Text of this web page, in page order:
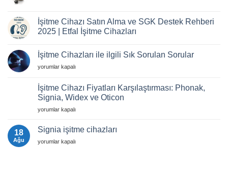
İŞİTME
CİHAZI
İşitme Cihazı Satın Alma ve SGK Destek Rehberi
2025 | Etfal İşitme Cihazları
İşitme
Cihazı
Satın
SGK
Destek
Rehberi
2025
|
İşitme
Cihazları
İşitme Cihazları ile ilgili Sık Sorulan Sorular
İşitme
ile
ilgili
Sık
Sorulan
için
yorumlar kapalı
İşitme Cihazı Fiyatları Karşılaştırması: Phonak,
Signia, Widex ve Oticon
İşitme
Fiyatları
Karşılaştırması:
Phonak,
yorumlar kapalı
18
Ağu
Signia işitme cihazları
Signia
yorumlar kapalı